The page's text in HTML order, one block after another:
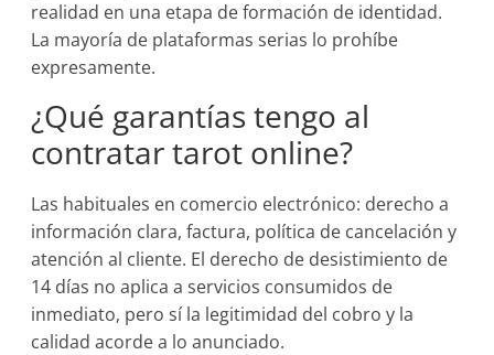
realidad en una etapa de formación de identidad.
La mayoría de plataformas serias lo prohíbe
expresamente.
¿Qué garantías tengo al
contratar tarot online?
Las habituales en comercio electrónico: derecho a
información clara, factura, política de cancelación y
atención al cliente. El derecho de desistimiento de
14 días no aplica a servicios consumidos de
inmediato, pero sí la legitimidad del cobro y la
calidad acorde a lo anunciado.